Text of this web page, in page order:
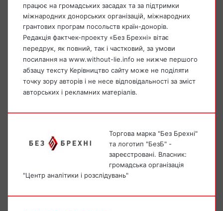
працює на громадських засадах та за підтримки
міжнародних донорських організацій, міжнародних
грантових програм посольств країн-донорів.
Редакція фактчек-проекту «Без Брехні» вітає
передрук, як повний, так і частковий, за умови
посилання на www.without-lie.info не нижче першого
абзацу тексту Керівництво сайту може не поділяти
точку зору авторів і не несе відповідальності за зміст
авторських і рекламних матеріалів.
Торгова марка "Без Брехні"
та логотип "БезБ" -
зареєстровані. Власник:
громадська організація
"Центр аналітики і розслідувань"